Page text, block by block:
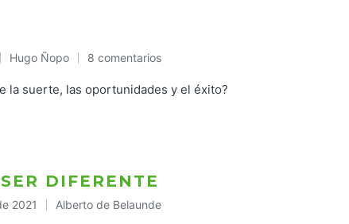
Publicado
en
Hugo Ñopo 8 comentarios
la suerte, las oportunidades y el éxito?
DIFERENTE
2021
Publicado
Alberto de Belaunde